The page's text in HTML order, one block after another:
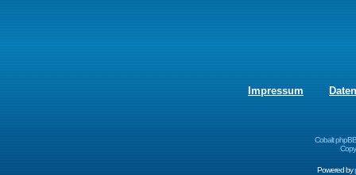
Impressum
Cobalt
Powered by